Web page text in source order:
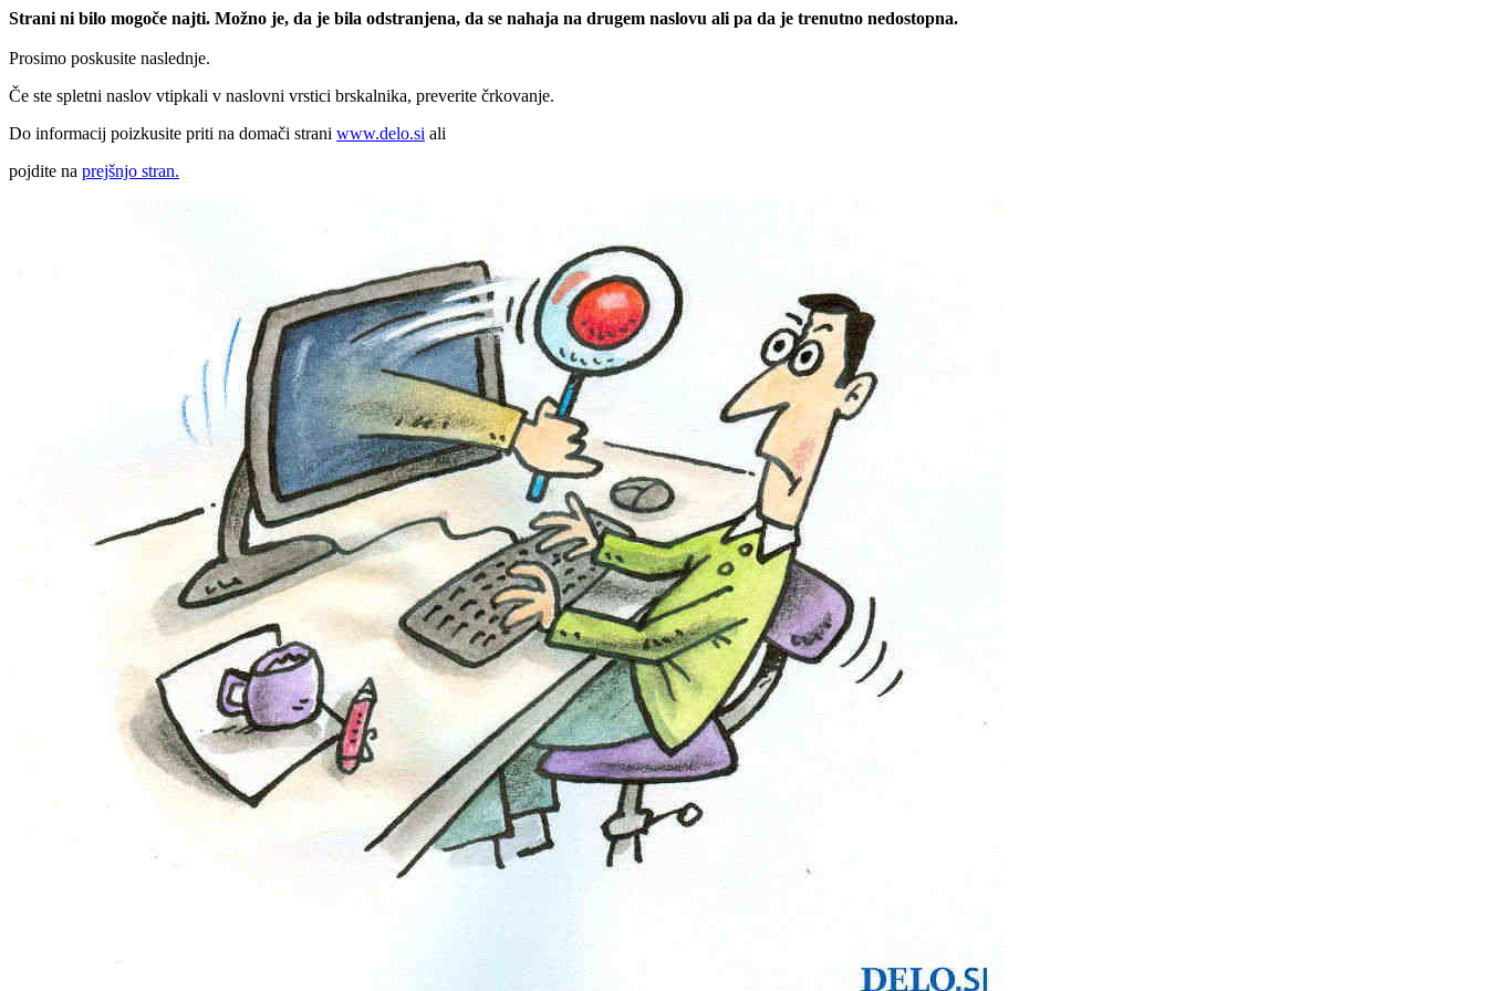
Strani ni bilo mogoče najti. Možno je, da je bila odstranjena, da se nahaja na drugem naslovu ali pa da je trenutno nedostopna.
Prosimo poskusite naslednje.
Če ste spletni naslov vtipkali v naslovni vrstici brskalnika, preverite črkovanje.
Do informacij poizkusite priti na domači strani www.delo.si ali
pojdite na prejšnjo stran.